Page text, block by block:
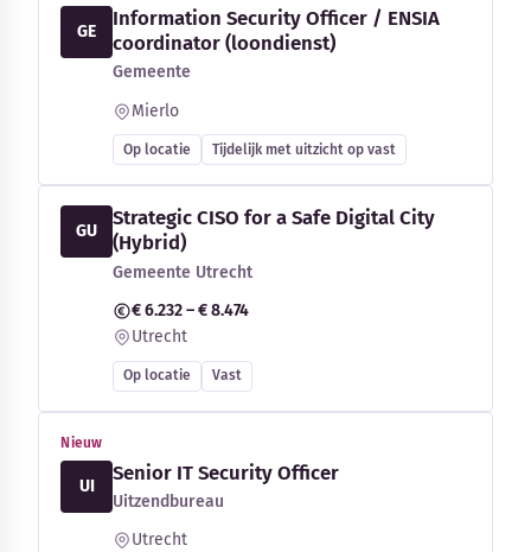
GE
Information Security Officer / ENSIA
coordinator (loondienst)
Gemeente
Mierlo
Op locatie Tijdelijk met uitzicht op vast
GU
Strategic CISO for a Safe Digital City
(Hybrid)
Gemeente Utrecht
€ 6.232 – € 8.474
Utrecht
Op locatie Vast
Nieuw
UI
Senior IT Security Officer
Uitzendbureau
Utrecht